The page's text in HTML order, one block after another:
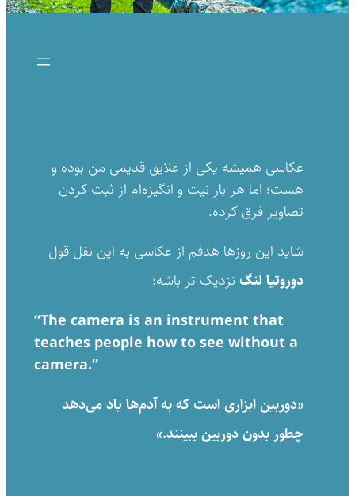
عکاسی همیشه یکی از علایق قدیمی من بوده و
هست؛ اما هر بار نیت و انگیزه‌ام از ثبت کردن
تصاویر فرق کرده.
شاید این روزها هدفم از عکاسی به این نقل قول
دوروتیا لنگنزدیک تر باشه:
“The camera is an instrument that
teaches people how to see without a
camera.”
«دوربین ابزاری است که به آدم‌ها یاد می‌دهد
چطور بدون دوربین ببینند.»